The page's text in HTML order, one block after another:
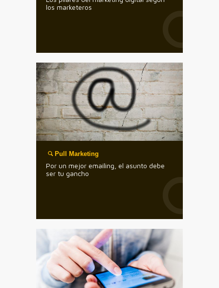
los marketeros
Pull Marketing
Por un mejor emailing, el asunto debe
ser tu gancho